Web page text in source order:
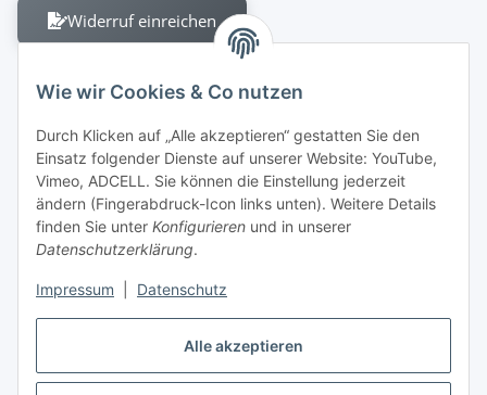
Alle akzeptieren
Wie wir Cookies & Co nutzen
Durch Klicken auf „Alle akzeptieren“ gestatten Sie den
Einsatz folgender Dienste auf unserer Website: YouTube,
Vimeo, ADCELL. Sie können die Einstellung jederzeit
ändern (Fingerabdruck-Icon links unten). Weitere Details
finden Sie unter Konfigurieren und in unserer
Datenschutzerklärung.
Impressum Datenschutz
Widerruf einreichen
Berliner Allee 38
13088 Berlin
Shop +49 30 4280 2070
Fax +49 30 4280 2071